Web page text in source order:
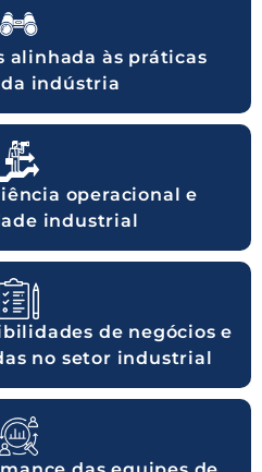
alinhada às práticas
indústria
operacional e
industrial
de negócios e
no setor industrial